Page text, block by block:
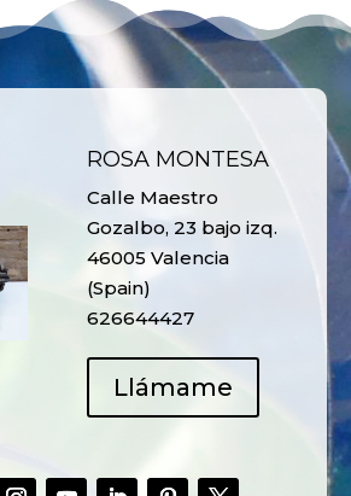
ROSA MONTESA
Calle Maestro
Gozalbo, 23 bajo izq.
46005 Valencia
(Spain)
626644427
Llámame